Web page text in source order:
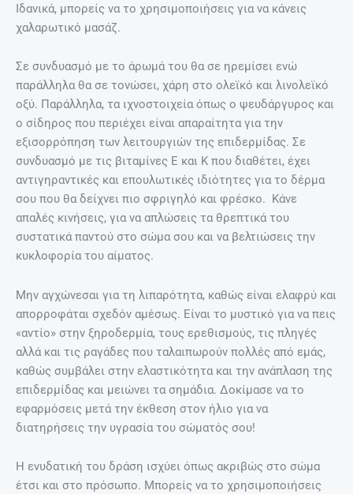
Ιδανικά, μπορείς να το χρησιμοποιήσεις για να κάνεις
χαλαρωτικό μασάζ.
Σε συνδυασμό με το άρωμά του θα σε ηρεμίσει ενώ
παράλληλα θα σε τονώσει, χάρη στο ολεϊκό και λινολεϊκό
οξύ. Παράλληλα, τα ιχνοστοιχεία όπως ο ψευδάργυρος και
ο σίδηρος που περιέχει είναι απαραίτητα για την
εξισορρόπηση των λειτουργιών της επιδερμίδας. Σε
συνδυασμό με τις βιταμίνες Ε και Κ που διαθέτει, έχει
αντιγηραντικές και επουλωτικές ιδιότητες για το δέρμα
σου που θα δείχνει πιο σφριγηλό και φρέσκο. Κάνε
απαλές κινήσεις, για να απλώσεις τα θρεπτικά του
συστατικά παντού στο σώμα σου και να βελτιώσεις την
κυκλοφορία του αίματος.
Μην αγχώνεσαι για τη λιπαρότητα, καθώς είναι ελαφρύ και
απορροφάται σχεδόν αμέσως. Είναι το μυστικό για να πεις
«αντίο» στην ξηροδερμία, τους ερεθισμούς, τις πληγές
αλλά και τις ραγάδες που ταλαιπωρούν πολλές από εμάς,
καθώς συμβάλει στην ελαστικότητα και την ανάπλαση της
επιδερμίδας και μειώνει τα σημάδια. Δοκίμασε να το
εφαρμόσεις μετά την έκθεση στον ήλιο για να
διατηρήσεις την υγρασία του σώματός σου!
Η ενυδατική του δράση ισχύει όπως ακριβώς στο σώμα
έτσι και στο πρόσωπο. Μπορείς να το χρησιμοποιήσεις